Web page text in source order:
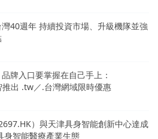
40週年 持續投資市場、升級機隊並強
牌入口要掌握在自己手上：
出 .tw／.台灣網域限時優惠
）與天津具身智能創新中心達成
身智能醫療產業生態